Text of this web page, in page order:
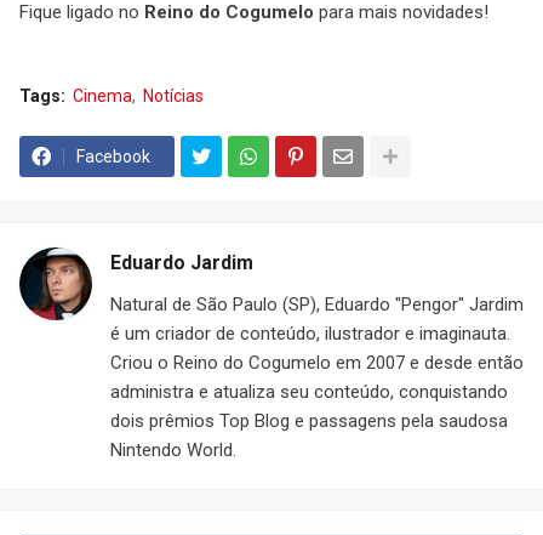
Fique ligado no Reino do Cogumelo para mais novidades!
Tags: Cinema Notícias
Facebook
Eduardo Jardim
Natural de São Paulo (SP), Eduardo "Pengor" Jardim
é um criador de conteúdo, ilustrador e imaginauta.
Criou o Reino do Cogumelo em 2007 e desde então
administra e atualiza seu conteúdo, conquistando
dois prêmios Top Blog e passagens pela saudosa
Nintendo World.